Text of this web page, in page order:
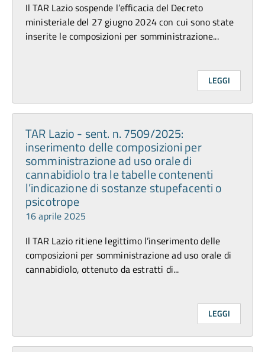
Il TAR Lazio sospende l’efficacia del Decreto
ministeriale del 27 giugno 2024 con cui sono state
inserite le composizioni per somministrazione...
LEGGI
TAR Lazio - sent. n. 7509/2025:
inserimento delle composizioni per
somministrazione ad uso orale di
cannabidiolo tra le tabelle contenenti
l’indicazione di sostanze stupefacenti o
psicotrope
16 aprile 2025
Il TAR Lazio ritiene legittimo l’inserimento delle
composizioni per somministrazione ad uso orale di
cannabidiolo, ottenuto da estratti di...
LEGGI